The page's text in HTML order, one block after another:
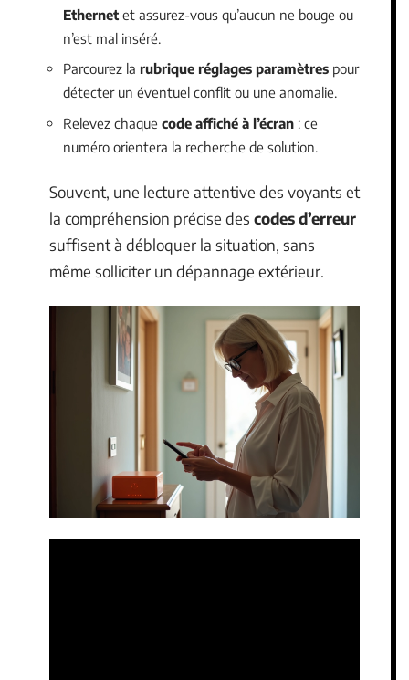
Ethernet et assurez-vous qu’aucun ne bouge ou
n’est mal inséré.
Parcourez la rubrique réglages paramètres pour
détecter un éventuel conflit ou une anomalie.
Relevez chaque code affiché à l’écran : ce
numéro orientera la recherche de solution.
Souvent, une lecture attentive des voyants et
la compréhension précise des codes d’erreur
suffisent à débloquer la situation, sans
même solliciter un dépannage extérieur.